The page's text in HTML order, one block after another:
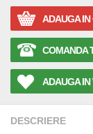
ADAUGA IN
COMANDA
ADAUGA IN
DESCRIERE